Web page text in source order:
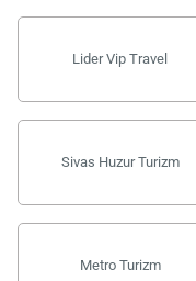
Lider Vip Travel
Sivas Huzur Turizm
Metro Turizm